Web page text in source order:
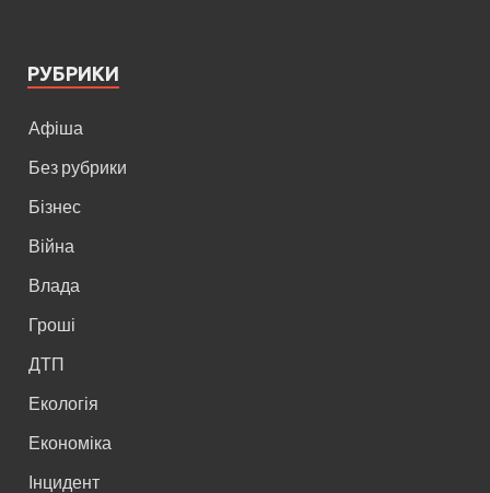
РУБРИКИ
Афіша
Без рубрики
Бізнес
Війна
Влада
Гроші
ДТП
Екологія
Економіка
Інцидент